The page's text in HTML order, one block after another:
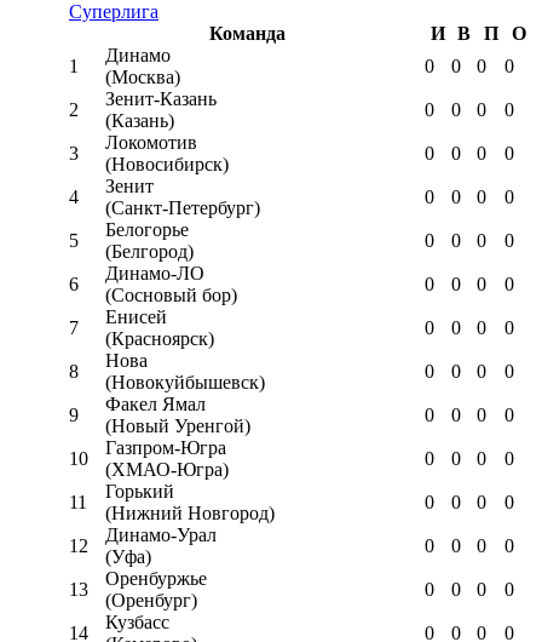
Суперлига
Команда
И В П
О
1
Динамо
(Москва)
0 0 0 0
2
Зенит-Казань
(Казань)
0 0 0 0
3
Локомотив
(Новосибирск)
0 0 0 0
4
Зенит
(Санкт-Петербург)
0 0 0 0
5
Белогорье
(Белгород)
0 0 0 0
6
Динамо-ЛО
(Сосновый бор)
0 0 0 0
7
Енисей
(Красноярск)
0 0 0 0
8
Нова
(Новокуйбышевск)
0 0 0 0
9
Факел Ямал
(Новый Уренгой)
0 0 0 0
10
Газпром-Югра
(ХМАО-Югра)
0 0 0 0
11
Горький
(Нижний Новгород)
0 0 0 0
12
Динамо-Урал
(Уфа)
0 0 0 0
13
Оренбуржье
(Оренбург)
0 0 0 0
14
Кузбасс
0 0 0 0